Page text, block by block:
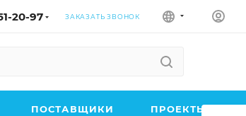
20-97 ЗАКАЗАТЬ ЗВОНОК
ПОСТАВЩИКИ ПРОЕКТЫ